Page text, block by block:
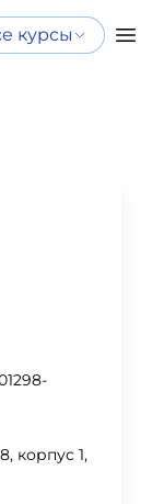
курсы
корпус 1,